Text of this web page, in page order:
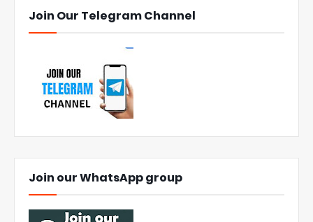
Join Our Telegram Channel
Join our WhatsApp group